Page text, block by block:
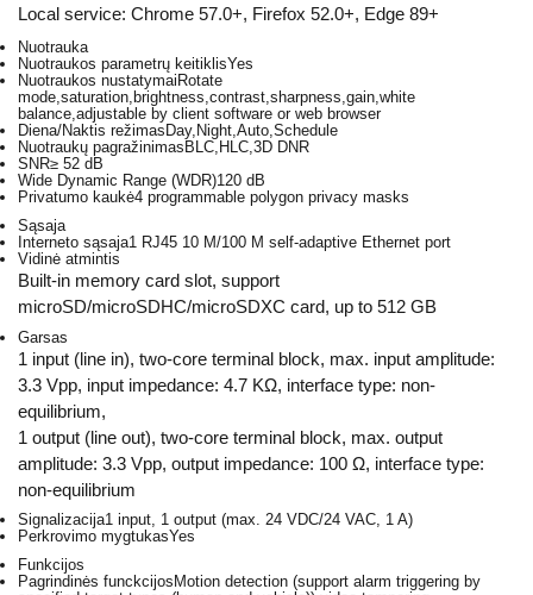
Local service: Chrome 57.0+, Firefox 52.0+, Edge 89+
Nuotrauka
Nuotraukos parametrų keitiklisYes
Nuotraukos nustatymai Rotate
mode,saturation,brightness,contrast,sharpness,gain,white
balance,adjustable by client software or web browser
Diena/Naktis režimas Day,Night,Auto,Schedule
Nuotraukų pagražinimas BLC,HLC,3D DNR
SNR≥ 52 dB
Wide Dynamic Range (WDR)120 dB
Privatumo kaukė4 programmable polygon privacy masks
Sąsaja
Interneto sąsaja1 RJ45 10 M/100 M self-adaptive Ethernet port
Vidinė atmintis
Built-in memory card slot, support
microSD/microSDHC/microSDXC card, up to 512 GB
Garsas
1 input (line in), two-core terminal block, max. input amplitude:
3.3 Vpp, input impedance: 4.7 KΩ, interface type: non-
equilibrium,
1 output (line out), two-core terminal block, max. output
amplitude: 3.3 Vpp, output impedance: 100 Ω, interface type:
non-equilibrium
Signalizacija1 input, 1 output (max. 24 VDC/24 VAC, 1 A)
Perkrovimo mygtukasYes
Funkcijos
Pagrindinės funckcijos Motion detection (support alarm triggering by